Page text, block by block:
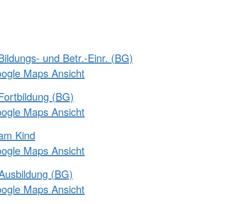
und Betr.-Einr. (BG)
Maps Ansicht
(BG)
Maps Ansicht
Kind
Maps Ansicht
(BG)
Maps Ansicht